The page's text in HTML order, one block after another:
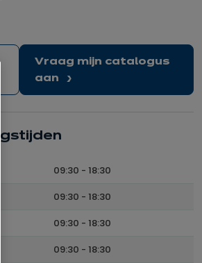
Vraag mijn catalogus
aan
09:30 - 18:30
09:30 - 18:30
09:30 - 18:30
09:30 - 18:30